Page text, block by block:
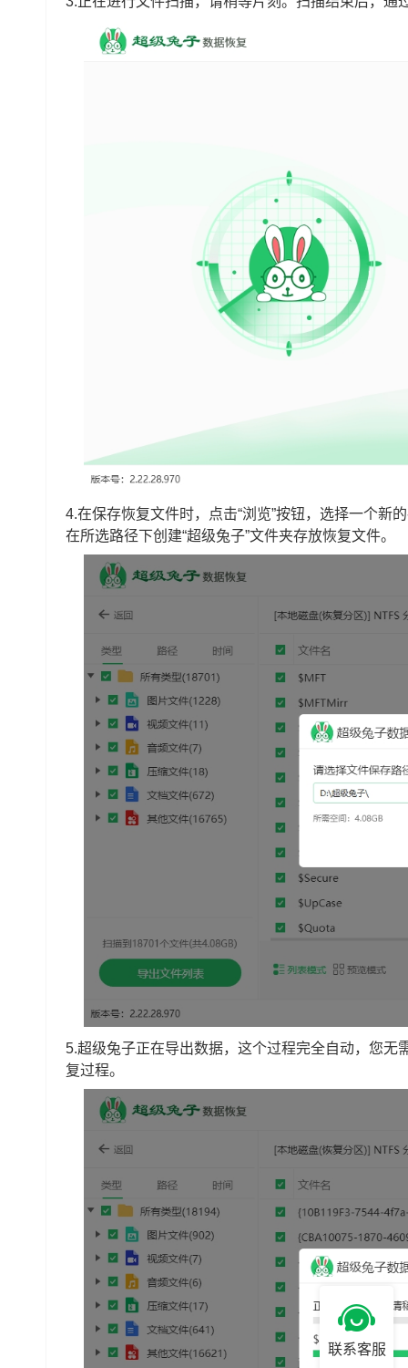
4.在保存恢复文件时，点击“浏览”按钮，选择一个新
在所选路径下创建“超级兔子”文件夹存放恢复文件。
5.超级兔子正在导出数据，这个过程完全自动，您
复过程。
联系客服